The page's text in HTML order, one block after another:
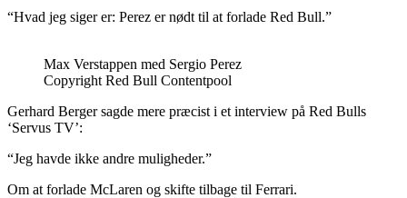
“Hvad jeg siger er: Perez er nødt til at forlade Red Bull.”
Max Verstappen med Sergio Perez
Copyright Red Bull Contentpool
Gerhard Berger sagde mere præcist i et interview på Red Bulls
‘Servus TV’:
“Jeg havde ikke andre muligheder.”
Om at forlade McLaren og skifte tilbage til Ferrari.